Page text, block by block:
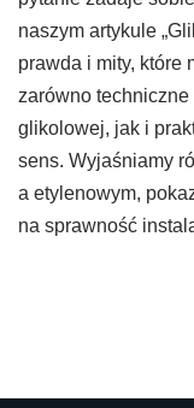
naszym artykule
prawda i mity, które
zarówno
glikolowej, jak i
sens. Wyjaśniamy
a etylenowym,
na sprawność